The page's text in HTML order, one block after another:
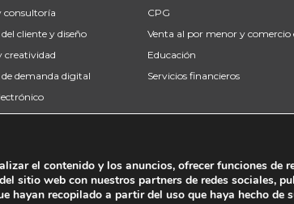
consultoría
cliente y diseño
creatividad
demanda digital
ingenierí­a
CPG
Venta al por menor y comercio
Educación
Servicios financieros
el contenido y los anuncios, ofrecer funciones de
sitio web con nuestros partners de redes sociales,
hayan recopilado a partir del uso que haya hecho de